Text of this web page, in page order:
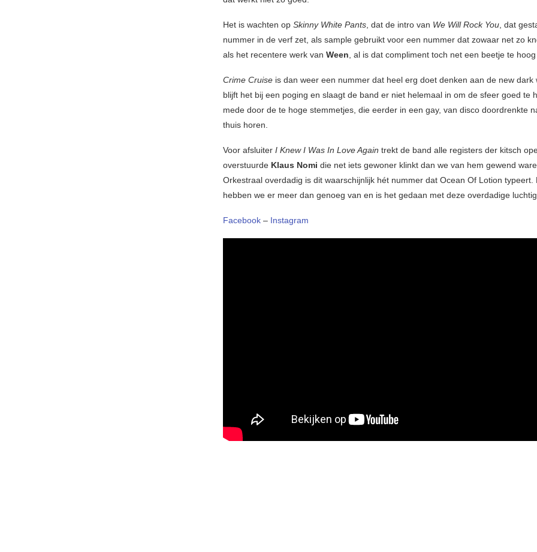
Het is wachten op Skinny White Pants, dat de intro van We Will Rock You, dat
nummer in de verf zet, als sample gebruikt voor een nummer dat zowaar net zo
als het recentere werk van Ween, al is dat compliment toch net een beetje te
Crime Cruise is dan weer een nummer dat heel erg doet denken aan de new dark
blijft het bij een poging en slaagt de band er niet helemaal in om de sfeer goed te
mede door de te hoge stemmetjes, die eerder in een gay, van disco doordrenkte
thuis horen.
Voor afsluiter I Knew I Was In Love Again trekt de band alle registers der kitsch
overstuurde Klaus Nomi die net iets gewoner klinkt dan we van hem gewend
Orkestraal overdadig is dit waarschijnlijk hét nummer dat Ocean Of Lotion typeert.
hebben we er meer dan genoeg van en is het gedaan met deze overdadige
Facebook – Instagram